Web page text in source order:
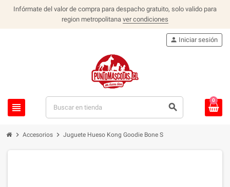
Infórmate del valor de compra para despacho gratuito, solo valido para
region metropolitana ver condiciones
view_headline search
person Iniciar sesión
0
chevron_right Accesorios chevron_right Juguete Hueso Kong Goodie Bone S